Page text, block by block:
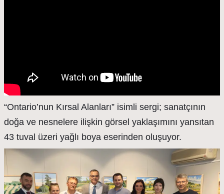
“Ontario’nun Kırsal Alanları” isimli sergi; sanatçının
doğa ve nesnelere ilişkin görsel yaklaşımını yansıtan
43 tuval üzeri yağlı boya eserinden oluşuyor.